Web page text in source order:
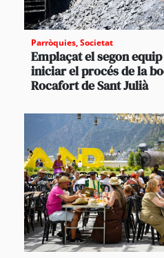
Parròquies,Societat
Emplaçat el segon
iniciar el procés de la
Rocafort de Sant Julià